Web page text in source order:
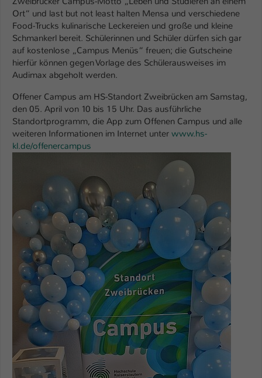
Ort“ und last but not least halten Mensa und verschiedene
Food-Trucks kulinarische Leckereien und große und kleine
Schmankerl bereit. Schülerinnen und Schüler dürfen sich gar
auf kostenlose „Campus Menüs“ freuen; die Gutscheine
hierfür können gegen Vorlage des Schülerausweises im
Audimax abgeholt werden.
Offener Campus am HS-Standort Zweibrücken am Samstag,
den 05. April von 10 bis 15 Uhr. Das ausführliche
Standortprogramm, die App zum Offenen Campus und alle
weiteren Informationen im Internet unter www.hs-
kl.de/offenercampus